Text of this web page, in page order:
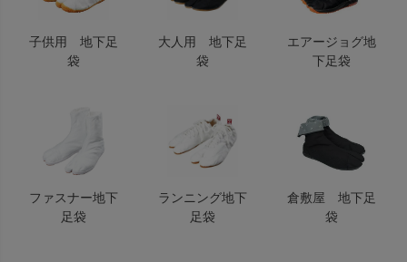
子供用 地下足
袋
大人用 地下足
袋
エアージョグ地
下足袋
ファスナー地下
足袋
ランニング地下
足袋
倉敷屋 地下足
袋